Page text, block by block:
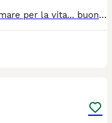
LUCKY e OSLO 2 cucciolonI da adottare e amare per la vita... buoni come il pane, coccoloni, tranquilli Stanno crescendo in un box E NON LO MERITANO... la loro adozione è urgente! I suoi fratellini sono stati adottati!! Nati a fine giugno 2024, taglia grande ( mix golden maremmano) Si trovano nel basso Lazio, adottabili al nord e centro Italia! Vaccinato e chippato, adozione seria e consapevole Piccola presentazione su whazz app ********** **********